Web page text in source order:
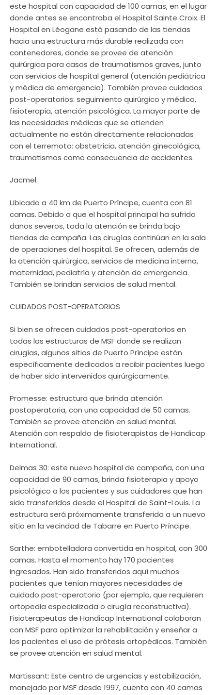
este hospital con capacidad de 100 camas, en el lugar
donde antes se encontraba el Hospital Sainte Croix. El
Hospital en Léogane está pasando de las tiendas
hacia una estructura más durable realizada con
contenedores, donde se provee de atención
quirúrgica para casos de traumatismos graves, junto
con servicios de hospital general (atención pediátrica
y médica de emergencia). También provee cuidados
post-operatorios: seguimiento quirúrgico y médico,
fisioterapia, atención psicológica. La mayor parte de
las necesidades médicas que se atienden
actualmente no están directamente relacionadas
con el terremoto: obstetricia, atención ginecológica,
traumatismos como consecuencia de accidentes.
Jacmel:
Ubicado a 40 km de Puerto Príncipe, cuenta con 81
camas. Debido a que el hospital principal ha sufrido
daños severos, toda la atención se brinda bajo
tiendas de campaña. Las cirugías continúan en la sala
de operaciones del hospital. Se ofrecen, además de
la atención quirúrgica, servicios de medicina interna,
maternidad, pediatría y atención de emergencia.
También se brindan servicios de salud mental.
CUIDADOS POST-OPERATORIOS
Si bien se ofrecen cuidados post-operatorios en
todas las estructuras de MSF donde se realizan
cirugías, algunos sitios de Puerto Príncipe están
específicamente dedicados a recibir pacientes luego
de haber sido intervenidos quirúrgicamente.
Promesse: estructura que brinda atención
postoperatoria, con una capacidad de 50 camas.
También se provee atención en salud mental.
Atención con respaldo de fisioterapistas de Handicap
International.
Delmas 30: este nuevo hospital de campaña, con una
capacidad de 90 camas, brinda fisioterapia y apoyo
psicológico a los pacientes y sus cuidadores que han
sido transferidos desde el Hospital de Saint-Louis. La
estructura será próximamente transferida a un nuevo
sitio en la vecindad de Tabarre en Puerto Príncipe.
Sarthe: embotelladora convertida en hospital, con 300
camas. Hasta el momento hay 170 pacientes
ingresados. Han sido transferidos aquí muchos
pacientes que tenían mayores necesidades de
cuidado post-operatorio (por ejemplo, que requieren
ortopedia especializada o cirugía reconstructiva).
Fisioterapeutas de Handicap International colaboran
con MSF para optimizar la rehabilitación y enseñar a
los pacientes el uso de prótesis ortopédicas. También
se provee atención en salud mental.
Martissant: Este centro de urgencias y estabilización,
manejado por MSF desde 1997, cuenta con 40 camas